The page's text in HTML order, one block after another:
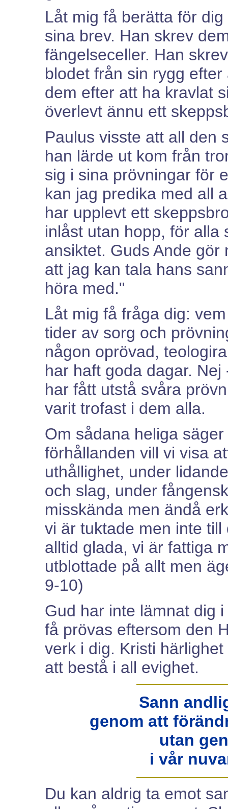
Låt mig få berätta för
sina brev. Han skrev
fängelseceller. Han
blodet från sin rygg
dem efter att ha kravlat
överlevt ännu ett
Paulus visste att all den
han lärde ut kom från
sig i sina prövningar för
kan jag predika med all
har upplevt ett
inlåst utan hopp, för alla
ansiktet. Guds Ande
att jag kan tala hans
höra med."
Låt mig få fråga dig:
tider av sorg och
någon oprövad,
har haft goda dagar.
har fått utstå svåra
varit trofast i dem alla.
Om sådana heliga
förhållanden vill vi visa
uthållighet, under
och slag, under
misskända men ändå
vi är tuktade men inte
alltid glada, vi är fattiga
utblottade på allt men
9-10)
Gud har inte lämnat dig
få prövas eftersom den
verk i dig. Kristi
att bestå i all evighet.
Sann
genom att
utan
i vår
Du kan aldrig ta emot